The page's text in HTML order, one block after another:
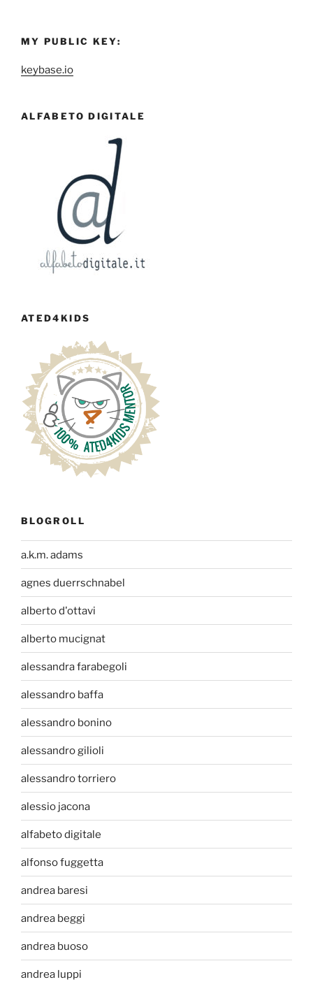
MY PUBLIC KEY:
keybase.io
ALFABETO DIGITALE
ATED4KIDS
BLOGROLL
a.k.m. adams
agnes duerrschnabel
alberto d'ottavi
alberto mucignat
alessandra farabegoli
alessandro baffa
alessandro bonino
alessandro gilioli
alessandro torriero
alessio jacona
alfabeto digitale
alfonso fuggetta
andrea baresi
andrea beggi
andrea buoso
andrea luppi